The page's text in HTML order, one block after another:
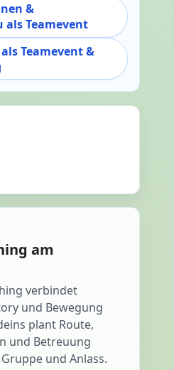
am
verbindet
und Bewegung
plant Route,
und Betreuung
und Anlass.
&
als Teamevent
Teamevent &